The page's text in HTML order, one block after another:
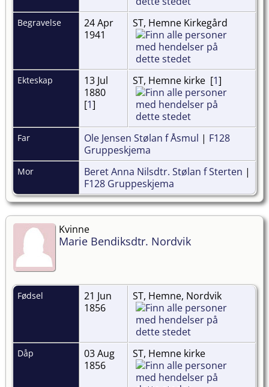
Begravelse
24 Apr
1941
ST, Hemne Kirkegård
Ekteskap
13 Jul
1880
[1]
ST, Hemne kirke [1]
Far Ole Jensen Stølan f Åsmul | F128
Gruppeskjema
Mor Beret Anna Nilsdtr. Stølan f Sterten |
F128 Gruppeskjema
Kvinne
Marie Bendiksdtr. Nordvik
Fødsel
21 Jun
1856
ST, Hemne, Nordvik
Dåp
03 Aug
1856
ST, Hemne kirke